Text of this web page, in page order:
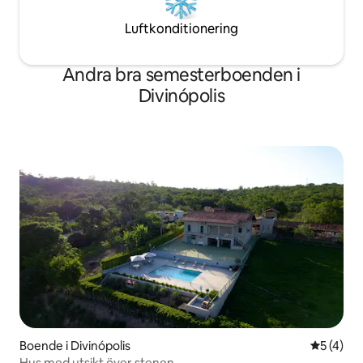
Luftkonditionering
Andra bra semesterboenden i
Divinópolis
Boende i Divinópolis 5 av 5 i
5 (4)